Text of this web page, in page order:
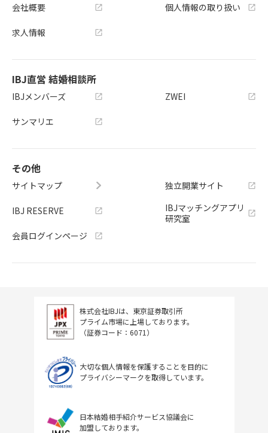
会社概要
求人情報
個人情報の取り扱い
IBJ直営 結婚相談所
IBJメンバーズ
サンマリエ
ZWEI
その他
サイトマップ
IBJ RESERVE
会員ログインページ
独立開業サイト
IBJマッチングアプリ
研究室
株式会社IBJは、東京証券取引所
プライム市場に上場しております。
（証券コード：6071）
大切な個人情報を保護することを目的に
プライバシーマークを取得しています。
日本結婚相手紹介サービス協議会に
加盟しております。